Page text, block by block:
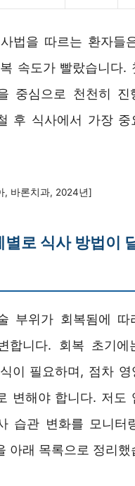
법을 따르는 환자들
속도가 빨랐습니다.
중심으로 천천히 진
후 식사에서 가장 중
, 바론치과, 2024년]
별로 식사 방법이
부위가 회복됨에 따
합니다. 회복 초기에
이 필요하며, 점차 영
변해야 합니다. 저도
습관 변화를 모니터
아래 목록으로 정리했